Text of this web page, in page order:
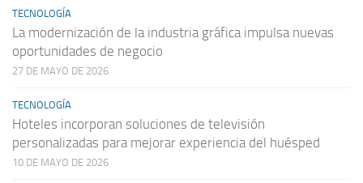
TECNOLOGÍA
La modernización de la industria gráfica impulsa nuevas
oportunidades de negocio
27 DE MAYO DE 2026
TECNOLOGÍA
Hoteles incorporan soluciones de televisión
personalizadas para mejorar experiencia del huésped
10 DE MAYO DE 2026